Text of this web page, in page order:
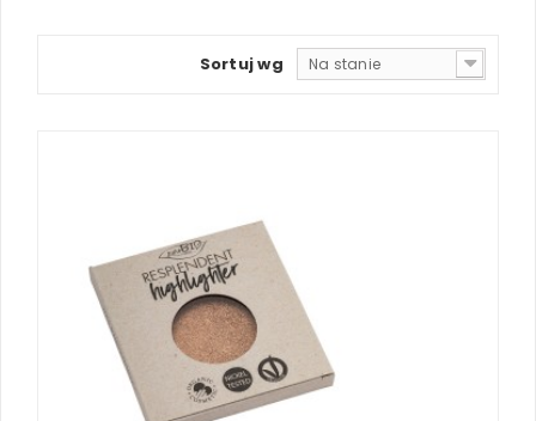
Sortuj wg Na stanie